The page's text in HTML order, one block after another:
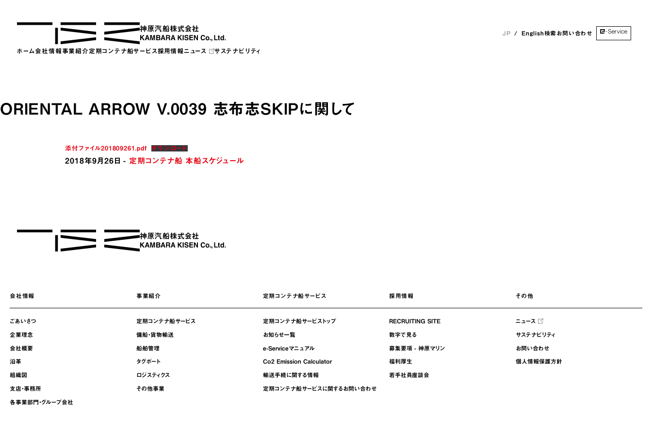
English検索 お問い合わせ
ホーム会社情報事業紹介定期コンテナ船サービス採用情報ニュース サステナビリティ
ORIENTAL ARROW V.0039 志布志SKIPに関して
添付ファイル201809261.pdf ダウンロード
2018年9月26日 - 定期コンテナ船 本船スケジュール
会社情報
ごあいさつ
企業理念
会社概要
沿革
組織図
支店・事務所
各事業部門・グループ会社
事業紹介
定期コンテナ船サービス
傭船・貨物輸送
船舶管理
タグボート
ロジスティクス
その他事業
定期コンテナ船サービス
定期コンテナ船サービストップ
お知らせ一覧
e-Serviceマニュアル
Co2 Emission Calculator
輸送手続に関する情報
定期コンテナ船サービスに関するお問い合わせ
採用情報
RECRUITING SITE
数字で見る
募集要項 - 神原マリン
福利厚生
若手社員座談会
その他
ニュース
サステナビリティ
お問い合わせ
個人情報保護方針